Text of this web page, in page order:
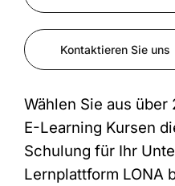
Kontaktieren Sie uns
Wählen Sie aus
E-Learning Kursen
Schulung für Ihr
Lernplattform LONA